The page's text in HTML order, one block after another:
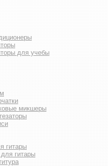
для учебы
микшеры
гитары
гитары